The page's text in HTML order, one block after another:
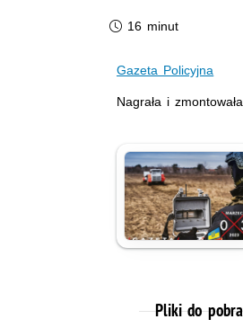
Czas trwania podcastu:
16 minut
Gazeta Policyjna
Nagrała i
Pliki do